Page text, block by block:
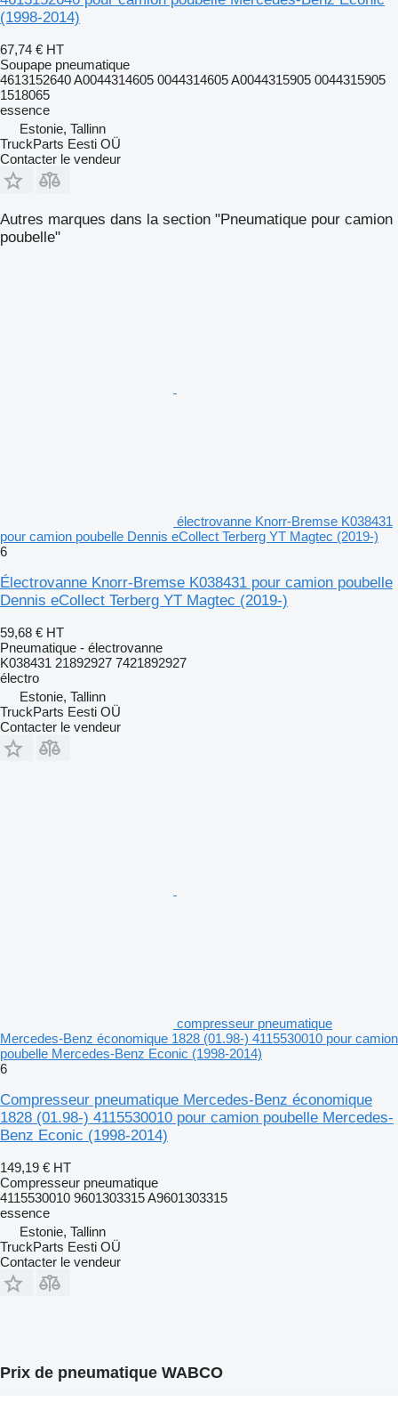
(1998-2014)
67,74 € HT
Soupape pneumatique
4613152640 A0044314605 0044314605 A0044315905 0044315905
1518065
essence
Estonie, Tallinn
TruckParts Eesti OÜ
Contacter le vendeur
Autres marques dans la section "Pneumatique pour camion
poubelle"
électrovanne Knorr-Bremse K038431
pour camion poubelle Dennis eCollect Terberg YT Magtec (2019-)
6
Électrovanne Knorr-Bremse K038431 pour camion poubelle
Dennis eCollect Terberg YT Magtec (2019-)
59,68 € HT
Pneumatique - électrovanne
K038431 21892927 7421892927
électro
Estonie, Tallinn
TruckParts Eesti OÜ
Contacter le vendeur
compresseur pneumatique
Mercedes-Benz économique 1828 (01.98-) 4115530010 pour camion
poubelle Mercedes-Benz Econic (1998-2014)
6
Compresseur pneumatique Mercedes-Benz économique
1828 (01.98-) 4115530010 pour camion poubelle Mercedes-
Benz Econic (1998-2014)
149,19 € HT
Compresseur pneumatique
4115530010 9601303315 A9601303315
essence
Estonie, Tallinn
TruckParts Eesti OÜ
Contacter le vendeur
Prix de pneumatique WABCO